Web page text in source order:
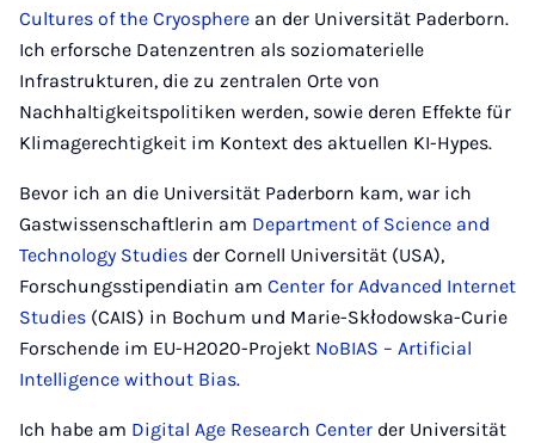
Cultures of the Cryosphere an der Universität Paderborn.
Ich erforsche Datenzentren als soziomaterielle
Infrastrukturen, die zu zentralen Orte von
Nachhaltigkeitspolitiken werden, sowie deren Effekte für
Klimagerechtigkeit im Kontext des aktuellen KI-Hypes.
Bevor ich an die Universität Paderborn kam, war ich
Gastwissenschaftlerin am Department of Science and
Technology Studies der Cornell Universität (USA),
Forschungsstipendiatin am Center for Advanced Internet
Studies (CAIS) in Bochum und Marie-Skłodowska-Curie
Forschende im EU-H2020-Projekt NoBIAS – Artificial
Intelligence without Bias.
Ich habe am Digital Age Research Center der Universität